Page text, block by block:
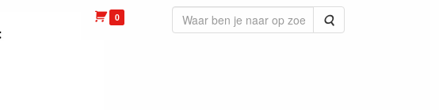
0 Zoeken